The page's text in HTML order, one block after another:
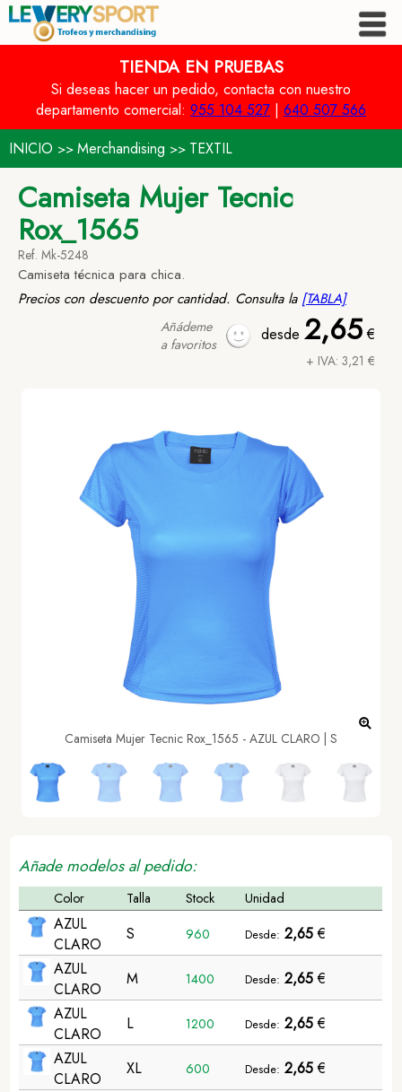
TIENDA EN PRUEBAS
Si deseas hacer un pedido, contacta con nuestro
departamento comercial: 955 104 527 | 640 507 566
INICIO >> Merchandising >> TEXTIL
Camiseta Mujer Tecnic
Rox_1565
Ref. Mk-5248
Camiseta técnica para chica.
Precios con descuento por cantidad. Consulta la [TABLA]
desde 2,65€
+ IVA: 3,21 €
Añádeme
a favoritos
Camiseta Mujer Tecnic Rox_1565 - AZUL CLARO | S
Añade modelos al pedido:
Color Talla Stock Unidad
AZUL
CLARO
S 960 Desde: 2,65€
AZUL
CLARO
M 1400 Desde: 2,65€
AZUL
CLARO
L 1200 Desde: 2,65€
AZUL
CLARO
XL 600 Desde: 2,65€